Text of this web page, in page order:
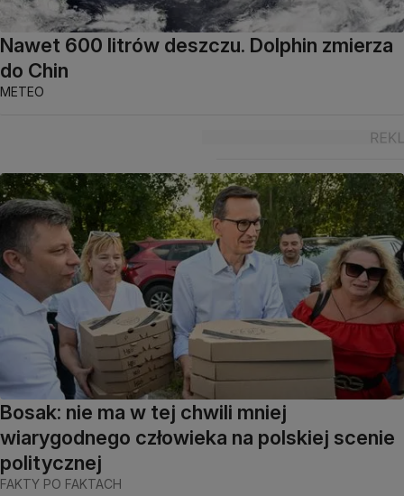
Nawet 600 litrów deszczu. Dolphin zmierza
do Chin
METEO
Bosak: nie ma w tej chwili mniej
wiarygodnego człowieka na polskiej scenie
politycznej
FAKTY PO FAKTACH